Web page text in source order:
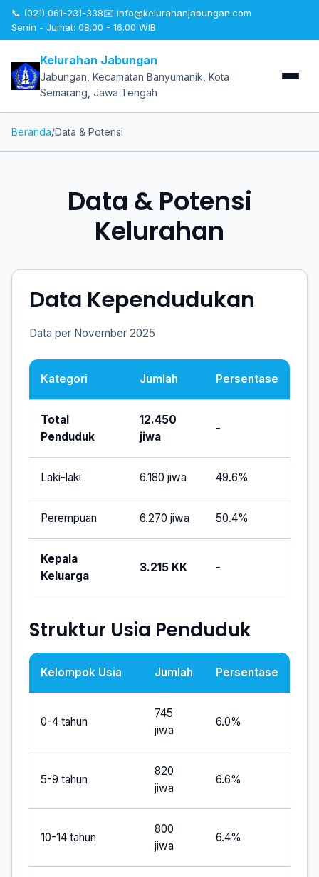
📞 (021) 061-231-338✉️ info@kelurahanjabungan.com
Senin - Jumat: 08.00 - 16.00 WIB
Kelurahan Jabungan
Jabungan, Kecamatan Banyumanik, Kota
Semarang, Jawa Tengah
Beranda/Data & Potensi
Data & Potensi
Kelurahan
Data Kependudukan
Data per November 2025
Kategori Jumlah Persentase
Total
Penduduk
12.450
jiwa
-
Laki-laki 6.180 jiwa 49.6%
Perempuan 6.270 jiwa 50.4%
Kepala
Keluarga
3.215 KK -
Struktur Usia Penduduk
Kelompok Usia Jumlah Persentase
0-4 tahun
745
jiwa
6.0%
5-9 tahun
820
jiwa
6.6%
10-14 tahun
800
jiwa
6.4%